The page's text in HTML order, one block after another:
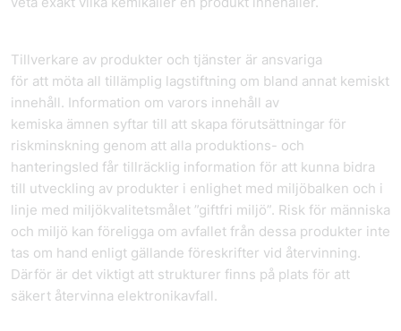
Tillverkare av produkter och tjänster är ansvariga
för att möta all tillämplig lagstiftning om bland annat kemiskt
innehåll. Information om varors innehåll av
kemiska ämnen syftar till att skapa förutsättningar för
riskminskning genom att alla produktions- och
hanteringsled får tillräcklig information för att kunna bidra
till utveckling av produkter i enlighet med miljöbalken och i
linje med miljökvalitetsmålet ”giftfri miljö”. Risk för människa
och miljö kan föreligga om avfallet från dessa produkter inte
tas om hand enligt gällande föreskrifter vid återvinning.
Därför är det viktigt att strukturer finns på plats för att
säkert återvinna elektronikavfall.